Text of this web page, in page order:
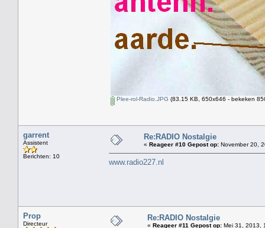
Plee-rol-Radio.JPG (83.15 KB, 650x646 - bekeken
garrent
Assistent
Berichten: 10
Re:RADIO Nostalgie
« Reageer #10 Gepost op: November 20,
www.radio227.nl
Prop
Directeur
Re:RADIO Nostalgie
« Reageer #11 Gepost op: Mei 31, 2013,